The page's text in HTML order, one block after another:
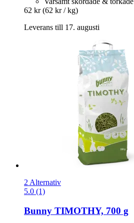
62 kr (62 kr / kg)
Leverans till 17. augusti
2 Alternativ
5.0 (1)
Bunny TIMOTHY, 700 g